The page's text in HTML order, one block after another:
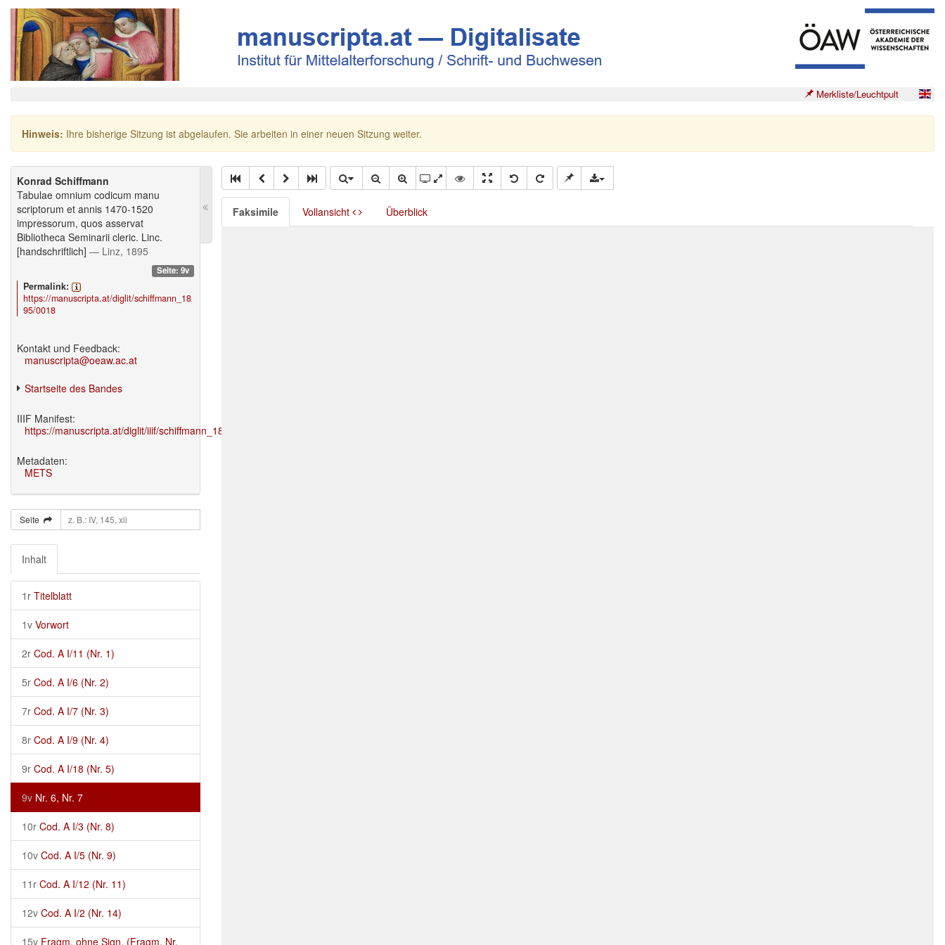
Merkliste/Leuchtpult
Hinweis: Ihre bisherige Sitzung ist abgelaufen. Sie arbeiten in einer neuen Sitzung weiter.
Konrad Schiffmann
Tabulae omnium codicum manu
scriptorum et annis 1470-1520
impressorum, quos asservat
Bibliotheca Seminarii cleric. Linc.
[handschriftlich] — Linz, 1895
Seite: 9v
Permalink:
https://manuscripta.at/diglit/schiffmann_18
95/0018
Kontakt und Feedback:
manuscripta@oeaw.ac.at
Startseite des Bandes
IIIF Manifest:
https://manuscripta.at/diglit/iiif/schiffmann_1895/manifest.json
Metadaten:
METS
Seite
Inhalt
1r Titelblatt
1v Vorwort
2r Cod. A I/11 (Nr. 1)
5r Cod. A I/6 (Nr. 2)
7r Cod. A I/7 (Nr. 3)
8r Cod. A I/9 (Nr. 4)
9r Cod. A I/18 (Nr. 5)
9v Nr. 6, Nr. 7
10r Cod. A I/3 (Nr. 8)
10v Cod. A I/5 (Nr. 9)
11r Cod. A I/12 (Nr. 11)
12v Cod. A I/2 (Nr. 14)
15v Fragm. ohne Sign. (Fragm. Nr.
Faksimile Vollansicht Überblick